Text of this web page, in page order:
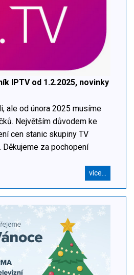
IPTV od 1.2.2025, novinky
ale od února 2025 musíme
Největším důvodem ke
cen stanic skupiny TV
Děkujeme za pochopení
více...